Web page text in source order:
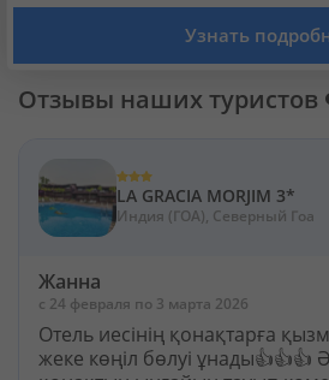
Кабинет туриста
USD
Язык: Русский Қазақша
Установи наше мобильное
Загрузить приложение из App Store
Узнать
Отзывы наших
LA GRACIA MORJIM 3*
Индия (ГОА), Северный Гоа
Жанна
c 24 февраля по 3 марта 2026
Отель иесінің қонақтарға
жеке көңіл бөлуі ұнады👍👍👍